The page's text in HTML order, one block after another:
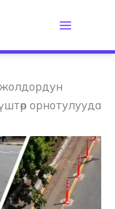
орнотулууда